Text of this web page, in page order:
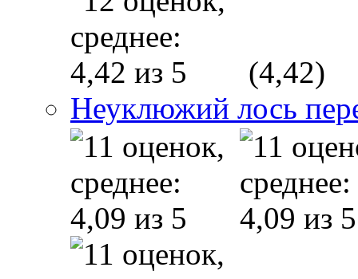
(4,42)
Неуклюжий лось